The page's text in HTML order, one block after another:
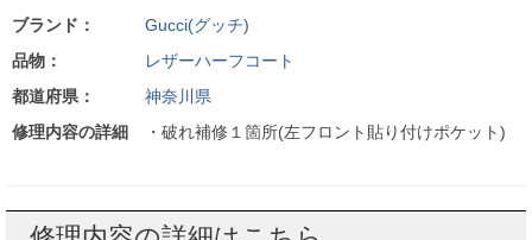
ブランド：
Gucci(グッチ)
品物：
レザーハーフコート
都道府県：
神奈川県
修理内容の詳細
・破れ補修１箇所(左フロント貼り付けポケット)